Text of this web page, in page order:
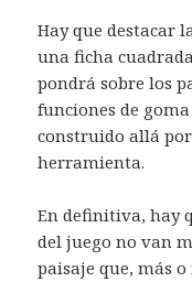
Hay que destacar
una ficha
pondrá sobre los
funciones de
construido allá
herramienta.
En definitiva, hay
del juego no van
paisaje que, más